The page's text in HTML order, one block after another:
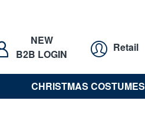
NEW
B2B LOGIN
Retail
CHRISTMAS COSTUMES